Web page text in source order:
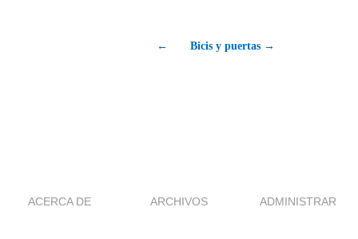
← Bicis y puertas →
ACERCA DE ARCHIVOS ADMINISTRAR